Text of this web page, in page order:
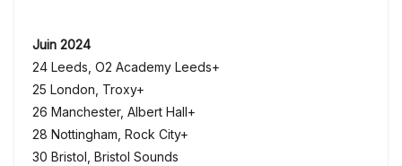
Juin 2024
24 Leeds, O2 Academy Leeds+
25 London, Troxy+
26 Manchester, Albert Hall+
28 Nottingham, Rock City+
30 Bristol, Bristol Sounds